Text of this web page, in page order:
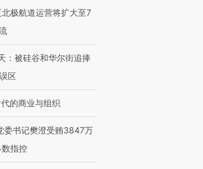
极航道运营将扩大至7
：被硅谷和华尔街追捧
区
的商业与组织
委书记樊澄受贿3847万
指控